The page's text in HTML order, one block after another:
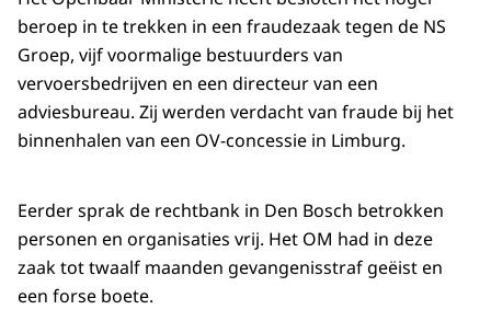
beroep in te trekken in een fraudezaak tegen de NS
Groep, vijf voormalige bestuurders van
vervoersbedrijven en een directeur van een
adviesbureau. Zij werden verdacht van fraude bij het
binnenhalen van een OV-concessie in Limburg.
Eerder sprak de rechtbank in Den Bosch betrokken
personen en organisaties vrij. Het OM had in deze
zaak tot twaalf maanden gevangenisstraf geëist en
een forse boete.